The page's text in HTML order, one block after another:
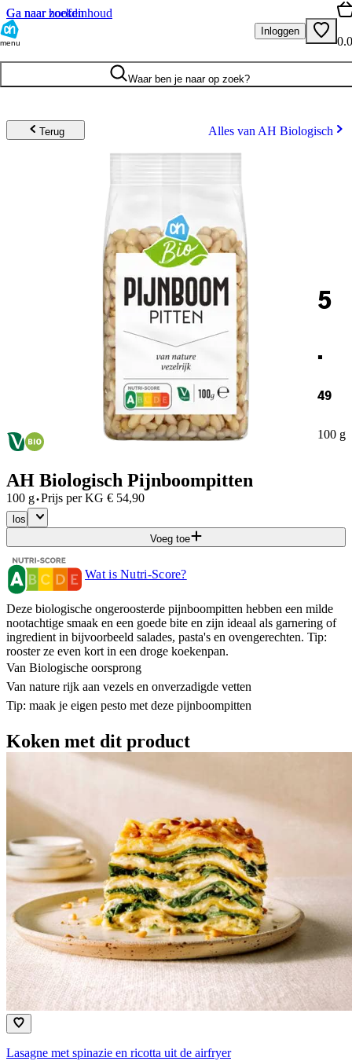
Ga naar hoofdinhoud
Ga naar zoeken
menu
Inloggen
Waar ben je naar op zoek?
Terug Alles van AH Biologisch
5
.
49
100 g
AH Biologisch Pijnboompitten
100 g·Prijs per KG € 54,90
los
Voeg toe
Wat is Nutri-Score?
Deze biologische ongeroosterde pijnboompitten hebben een milde
nootachtige smaak en een goede bite en zijn ideaal als garnering of
ingredient in bijvoorbeeld salades, pasta's en ovengerechten. Tip:
rooster ze even kort in een droge koekenpan.
Van Biologische oorsprong
Van nature rijk aan vezels en onverzadigde vetten
Tip: maak je eigen pesto met deze pijnboompitten
Koken met dit product
Lasagne met spinazie en ricotta uit de airfryer